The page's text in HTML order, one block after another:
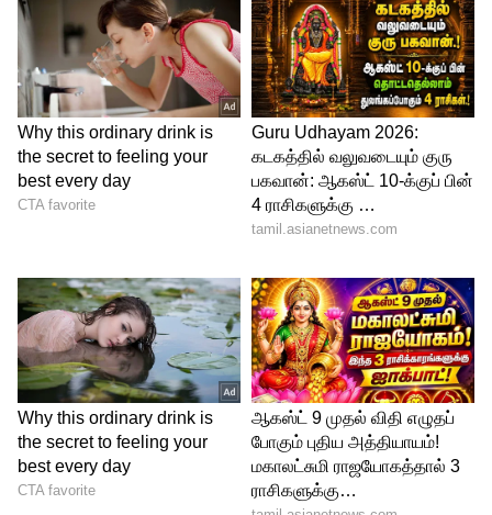
இந்தநிலையில் சம்பவ இடத்தில் தமிழக
டிஜிபி சைலேந்திர பாபு ஆய்வு
மேற்கொண்டார். இதனை தொடர்ந்து
செய்தியாளர்களிடம் பேசிய அவர், கார்
விபத்து தொடர்பாக புலன் விசாரணை
நடைபெற்று வருகிறது. 6 தனிப்படைகள்
அமைக்கப்பட்டுள்ளதாகவும், தடவியல்
வந்துள்ளதாக தெரிவித்தார். வெடிகுண்டு
நிபுணர்களும் சம்பவ இடத்தில் விசாரணை
மேற்கொண்டு வருவதாக கூறினார்.